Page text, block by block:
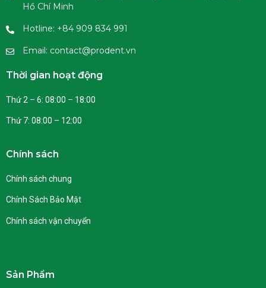
Hồ Chí Minh
Hotline: +84 909 834 991
Email: contact@prodent.vn
Thời gian hoạt động
Thứ 2 – 6: 08:00 – 18:00
Thứ 7: 08:00 – 12:00
Chính sách
Chính sách chung
Chính Sách Bảo Mật
Chính sách vận chuyển
Sản Phẩm